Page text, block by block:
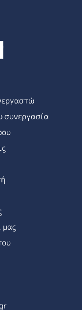
συνεργασία
μας